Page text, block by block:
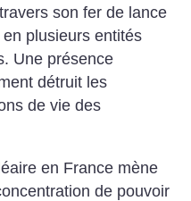
son fer de lance
plusieurs entités
Une présence
détruit les
de vie des
en France mène
de pouvoir